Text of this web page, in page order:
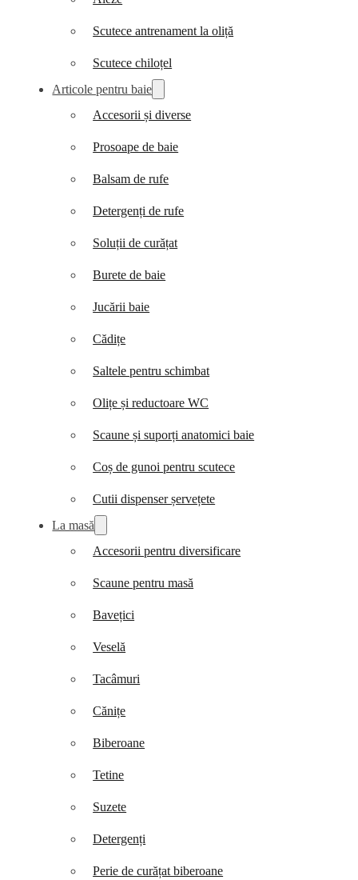
Scutece antrenament la oliță
Scutece chiloțel
Articole pentru baie
Accesorii și diverse
Prosoape de baie
Balsam de rufe
Detergenți de rufe
Soluții de curățat
Burete de baie
Jucării baie
Cădițe
Saltele pentru schimbat
Olițe și reductoare WC
Scaune și suporți anatomici baie
Coș de gunoi pentru scutece
Cutii dispenser șervețete
La masă
Accesorii pentru diversificare
Scaune pentru masă
Bavețici
Veselă
Tacâmuri
Cănițe
Biberoane
Tetine
Suzete
Detergenți
Perie de curățat biberoane